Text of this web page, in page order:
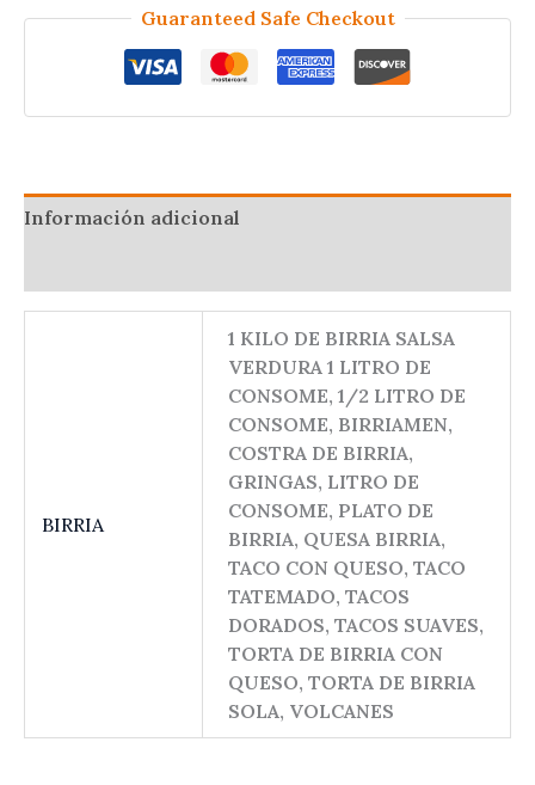
cantidad
Guaranteed Safe Checkout
Información adicional
BIRRIA
1 KILO DE BIRRIA SALSA
VERDURA 1 LITRO DE
CONSOME, 1/2 LITRO DE
CONSOME, BIRRIAMEN,
COSTRA DE BIRRIA,
GRINGAS, LITRO DE
CONSOME, PLATO DE
BIRRIA, QUESA BIRRIA,
TACO CON QUESO, TACO
TATEMADO, TACOS
DORADOS, TACOS SUAVES,
TORTA DE BIRRIA CON
QUESO, TORTA DE BIRRIA
SOLA, VOLCANES